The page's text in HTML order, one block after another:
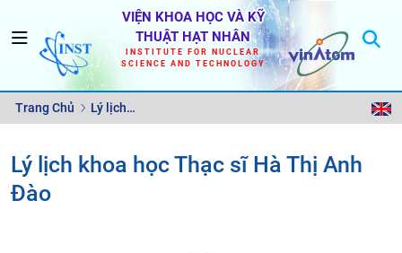
VIỆN KHOA HỌC VÀ KỸ
THUẬT HẠT NHÂN
INSTITUTE FOR NUCLEAR
SCIENCE AND TECHNOLOGY
Trang Chủ Lý lịch
Thạc sĩ Hà
Lý lịch khoa học Thạc sĩ Hà Thị Anh
Đào